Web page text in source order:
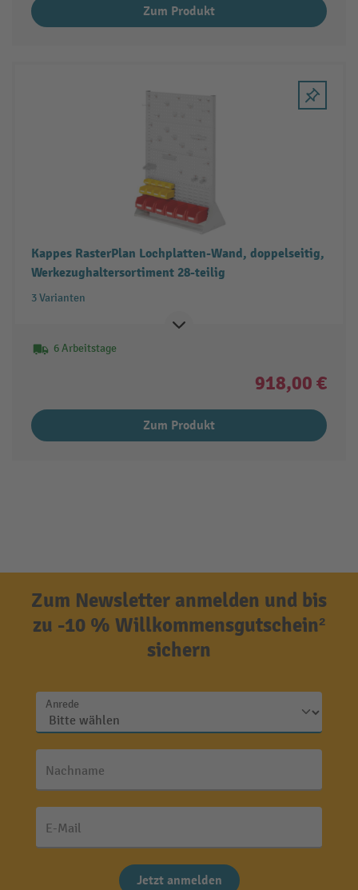
Zum Produkt
Kappes RasterPlan Lochplatten-Wand, doppelseitig,
Werkezughaltersortiment 28-teilig
3 Varianten
6 Arbeitstage
918,00 €
Zum Produkt
Zum Newsletter anmelden und bis
zu -10 % Willkommensgutschein²
sichern
Anrede
Nachname
E-Mail
Jetzt anmelden